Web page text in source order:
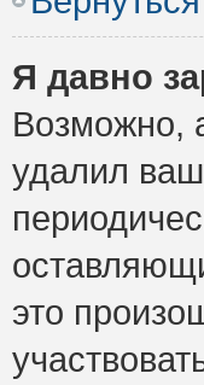
Я давно
Возможно,
удалил
это